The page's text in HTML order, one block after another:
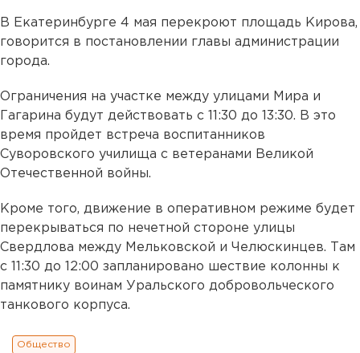
В Екатеринбурге 4 мая перекроют площадь Кирова,
говорится в постановлении главы администрации
города.
Ограничения на участке между улицами Мира и
Гагарина будут действовать с 11:30 до 13:30. В это
время пройдет встреча воспитанников
Суворовского училища с ветеранами Великой
Отечественной войны.
Кроме того, движение в оперативном режиме будет
перекрываться по нечетной стороне улицы
Свердлова между Мельковской и Челюскинцев. Там
с 11:30 до 12:00 запланировано шествие колонны к
памятнику воинам Уральского добровольческого
танкового корпуса.
Общество